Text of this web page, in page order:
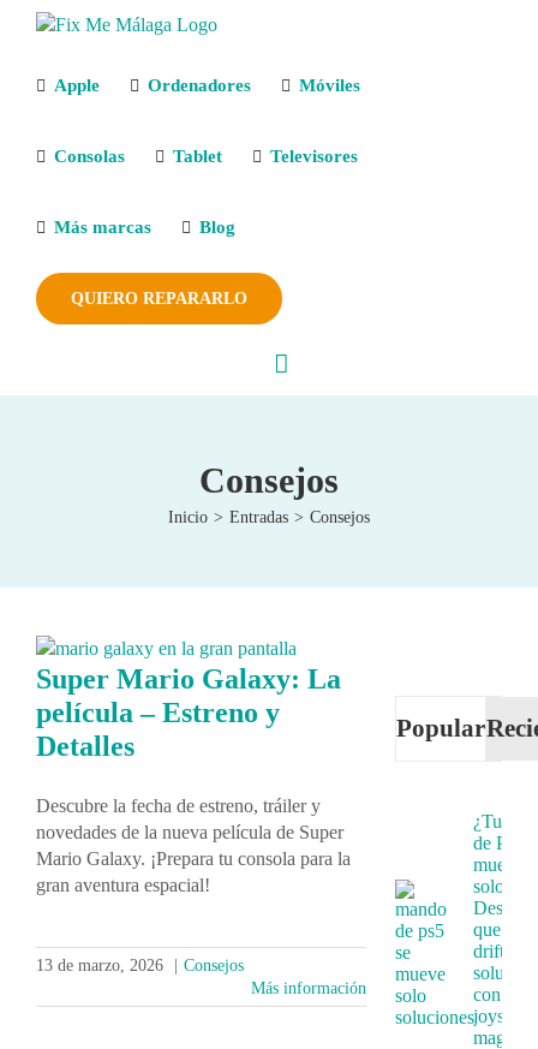
Saltar
Apple Ordenadores Móviles
Consolas Tablet Televisores
Más marcas Blog
QUIERO REPARARLO
Consejos
Inicio Entradas Consejos
Super Mario Galaxy: La
película – Estreno y
Detalles
Descubre la fecha de estreno, tráiler y
novedades de la nueva película de Super
Mario Galaxy. ¡Prepara tu consola para la
gran aventura espacial!
13 de marzo, 2026
Consejos
Más información
Popular
¿Tu
de PS5
mueve
solo?
que es el
drift y
solución
con
joysticks